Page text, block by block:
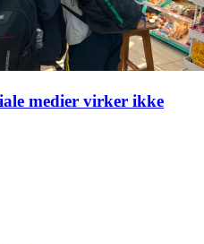
medier virker ikke